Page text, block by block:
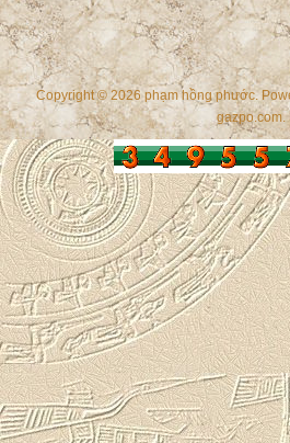
Copyright © 2026 phạm hồng phước.
gazpo.com.